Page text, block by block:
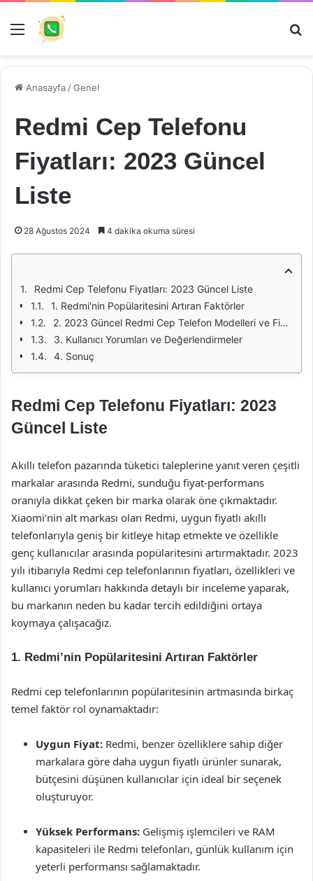
Menü
Anasayfa /Genel
Redmi Cep Telefonu
Fiyatları: 2023 Güncel
Liste
28 Ağustos 2024 4 dakika okuma süresi
Redmi Cep Telefonu Fiyatları: 2023 Güncel Liste
1. Redmi'nin Popülaritesini Artıran Faktörler
2. 2023 Güncel Redmi Cep Telefon Modelleri ve Fiyatları
3. Kullanıcı Yorumları ve Değerlendirmeler
4. Sonuç
Redmi Cep Telefonu Fiyatları: 2023
Güncel Liste
Akıllı telefon pazarında tüketici taleplerine yanıt veren çeşitli
markalar arasında Redmi, sunduğu fiyat-performans
oranıyla dikkat çeken bir marka olarak öne çıkmaktadır.
Xiaomi’nin alt markası olan Redmi, uygun fiyatlı akıllı
telefonlarıyla geniş bir kitleye hitap etmekte ve özellikle
genç kullanıcılar arasında popülaritesini artırmaktadır. 2023
yılı itibarıyla Redmi cep telefonlarının fiyatları, özellikleri ve
kullanıcı yorumları hakkında detaylı bir inceleme yaparak,
bu markanın neden bu kadar tercih edildiğini ortaya
koymaya çalışacağız.
1. Redmi’nin Popülaritesini Artıran Faktörler
Redmi cep telefonlarının popülaritesinin artmasında birkaç
temel faktör rol oynamaktadır:
Uygun Fiyat: Redmi, benzer özelliklere sahip diğer
markalara göre daha uygun fiyatlı ürünler sunarak,
bütçesini düşünen kullanıcılar için ideal bir seçenek
oluşturuyor.
Yüksek Performans: Gelişmiş işlemcileri ve RAM
kapasiteleri ile Redmi telefonları, günlük kullanım için
yeterli performansı sağlamaktadır.